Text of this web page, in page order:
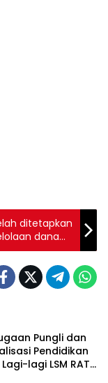
ditetapkan
dana
kerugian
Pungli dan
Pendidikan
lagi LSM RATU